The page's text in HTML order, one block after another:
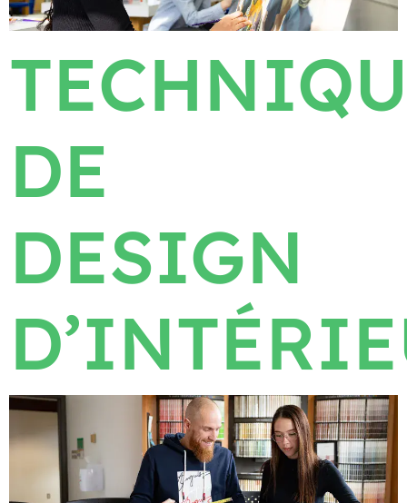
DE
DESIGN